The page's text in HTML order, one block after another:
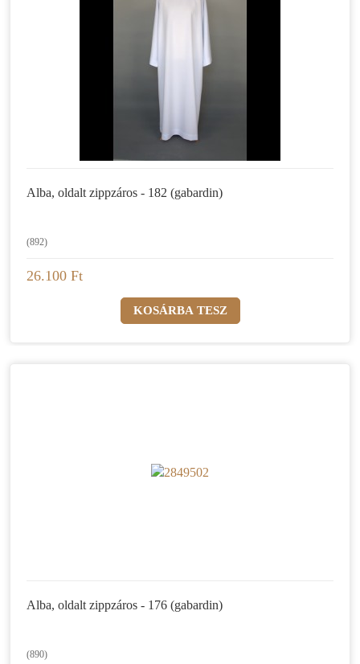
Alba, oldalt zippzáros - 182 (gabardin)
(892)
26.100 Ft
Alba, oldalt zippzáros - 176 (gabardin)
(890)